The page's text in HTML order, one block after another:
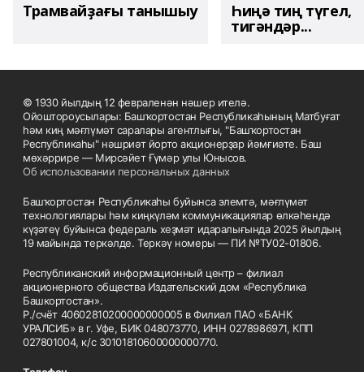
Трамвайҙағы танышыу Һиңә тиң түгел,
тигәндәр...
© 1930 йылдың 12 февраленән нәшер ителә.
Ойоштороусылары: Башҡортостан Республикаһының Матбуғат
һәм киң мәғлүмәт саралары агентлығы, "Башҡортостан
Республикаһы" нәшриәт йорто акционерҙар йәмғиәте. Баш
мөхәррире — Мирсәйет Ғүмәр улы Юнысов.
Об использовании персональных данных
Башҡортостан Республикаһы буйынса элемтә, мәғлүмәт
технологиялары һәм киңкүләм коммуникациялар өлкәһендә
күҙәтеү буйынса федераль хеҙмәт идаралығында 2025 йылдың
19 майында теркәлде. Теркәү номеры — ПИ №ТУ02-01806.
Республиканский информационный центр – филиал
акционерного общества Издательский дом «Республика
Башкортостан».
Р./счёт 40602810200000000005 в Филиал ПАО «БАНК
УРАЛСИБ» в г. Уфе, БИК 048073770, ИНН 0278986971, КПП
027801004, к/с 30101810600000000770.